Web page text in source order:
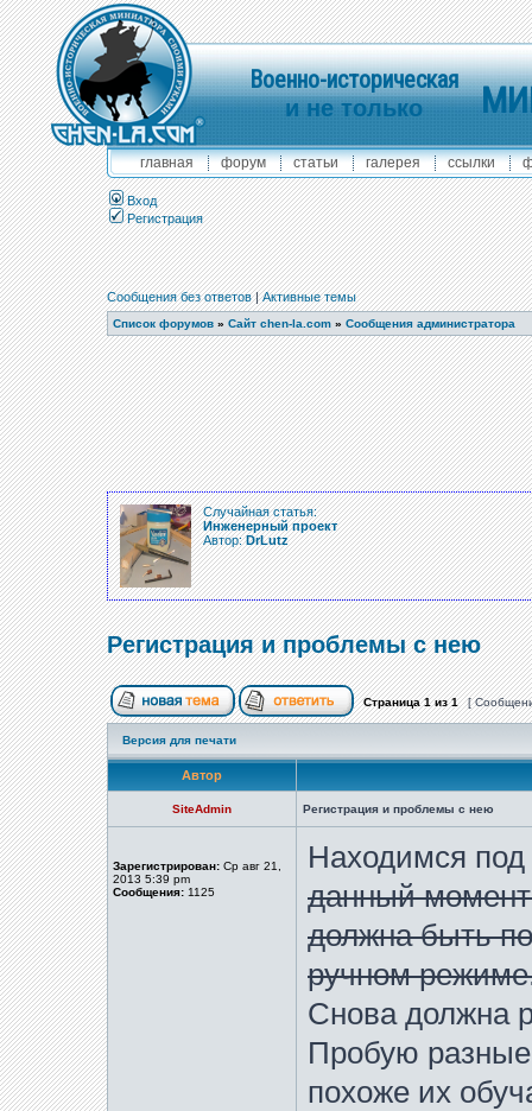
Военно-историческая
и не только
главная форум статьи галерея ссылки
Вход
Регистрация
Сообщения без ответов|Активные темы
Список форумов » Сайт chen-la.com » Сообщения администратора
Случайная статья:
Инженерный проект
Автор:DrLutz
Регистрация и проблемы с нею
Страница1из1 [
Версия для печати
Автор
SiteAdmin Регистрация и проблемы с нею
Зарегистрирован: Ср авг 21,
2013 5:39 pm
Сообщения: 1125
Находимся
данный момент
должна быть
ручном
Снова должна
Пробую
похоже их